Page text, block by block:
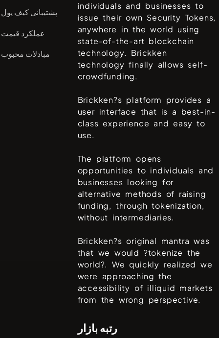
پشتیبانی کیف پول
عملکرد قیمت
مبادلات محبوب
individuals and businesses to
issue their own Security Tokens,
anywhere in the world using
state-of-the-art blockchain
technology. Brickken
technology finally allows self-
crowdfunding.
Brickken?s platform provides a
user interface that is a best-in-
class experience and easy to
use.
The platform opens
opportunities to individuals and
businesses looking for
alternative methods of raising
funding, through tokenization,
without intermediaries.
Brickken?s original mantra was
that we would ?tokenize the
world?. We quickly realized we
were approaching the
accessibility of illiquid markets
from the wrong perspective.
رتبه بازار